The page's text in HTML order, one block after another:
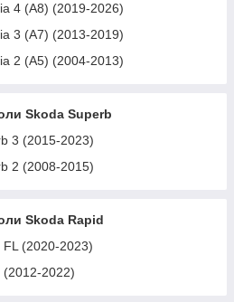
4 (A8) (2019-2026)
3 (A7) (2013-2019)
2 (A5) (2004-2013)
Skoda Superb
3 (2015-2023)
2 (2008-2015)
Skoda Rapid
(2020-2023)
(2012-2022)